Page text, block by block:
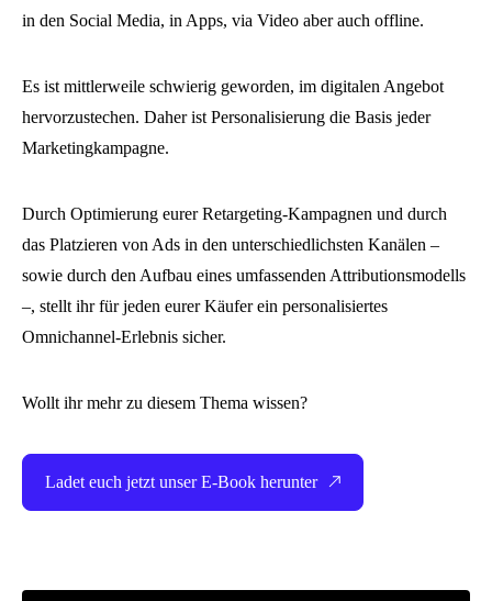
in den Social Media, in Apps, via Video aber auch offline.
Es ist mittlerweile schwierig geworden, im digitalen Angebot
hervorzustechen. Daher ist Personalisierung die Basis jeder
Marketingkampagne.
Durch Optimierung eurer Retargeting-Kampagnen und durch
das Platzieren von Ads in den unterschiedlichsten Kanälen –
sowie durch den Aufbau eines umfassenden Attributionsmodells
–, stellt ihr für jeden eurer Käufer ein personalisiertes
Omnichannel-Erlebnis sicher.
Wollt ihr mehr zu diesem Thema wissen?
Ladet euch jetzt unser E-Book herunter